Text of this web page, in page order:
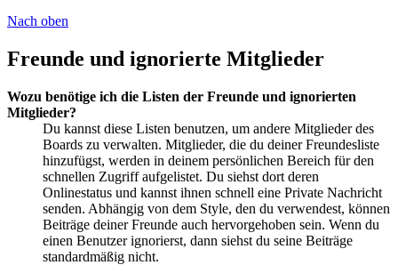
Nach oben
Freunde und ignorierte Mitglieder
Wozu benötige ich die Listen der Freunde und ignorierten
Mitglieder?
Du kannst diese Listen benutzen, um andere Mitglieder des
Boards zu verwalten. Mitglieder, die du deiner Freundesliste
hinzufügst, werden in deinem persönlichen Bereich für den
schnellen Zugriff aufgelistet. Du siehst dort deren
Onlinestatus und kannst ihnen schnell eine Private Nachricht
senden. Abhängig von dem Style, den du verwendest, können
Beiträge deiner Freunde auch hervorgehoben sein. Wenn du
einen Benutzer ignorierst, dann siehst du seine Beiträge
standardmäßig nicht.